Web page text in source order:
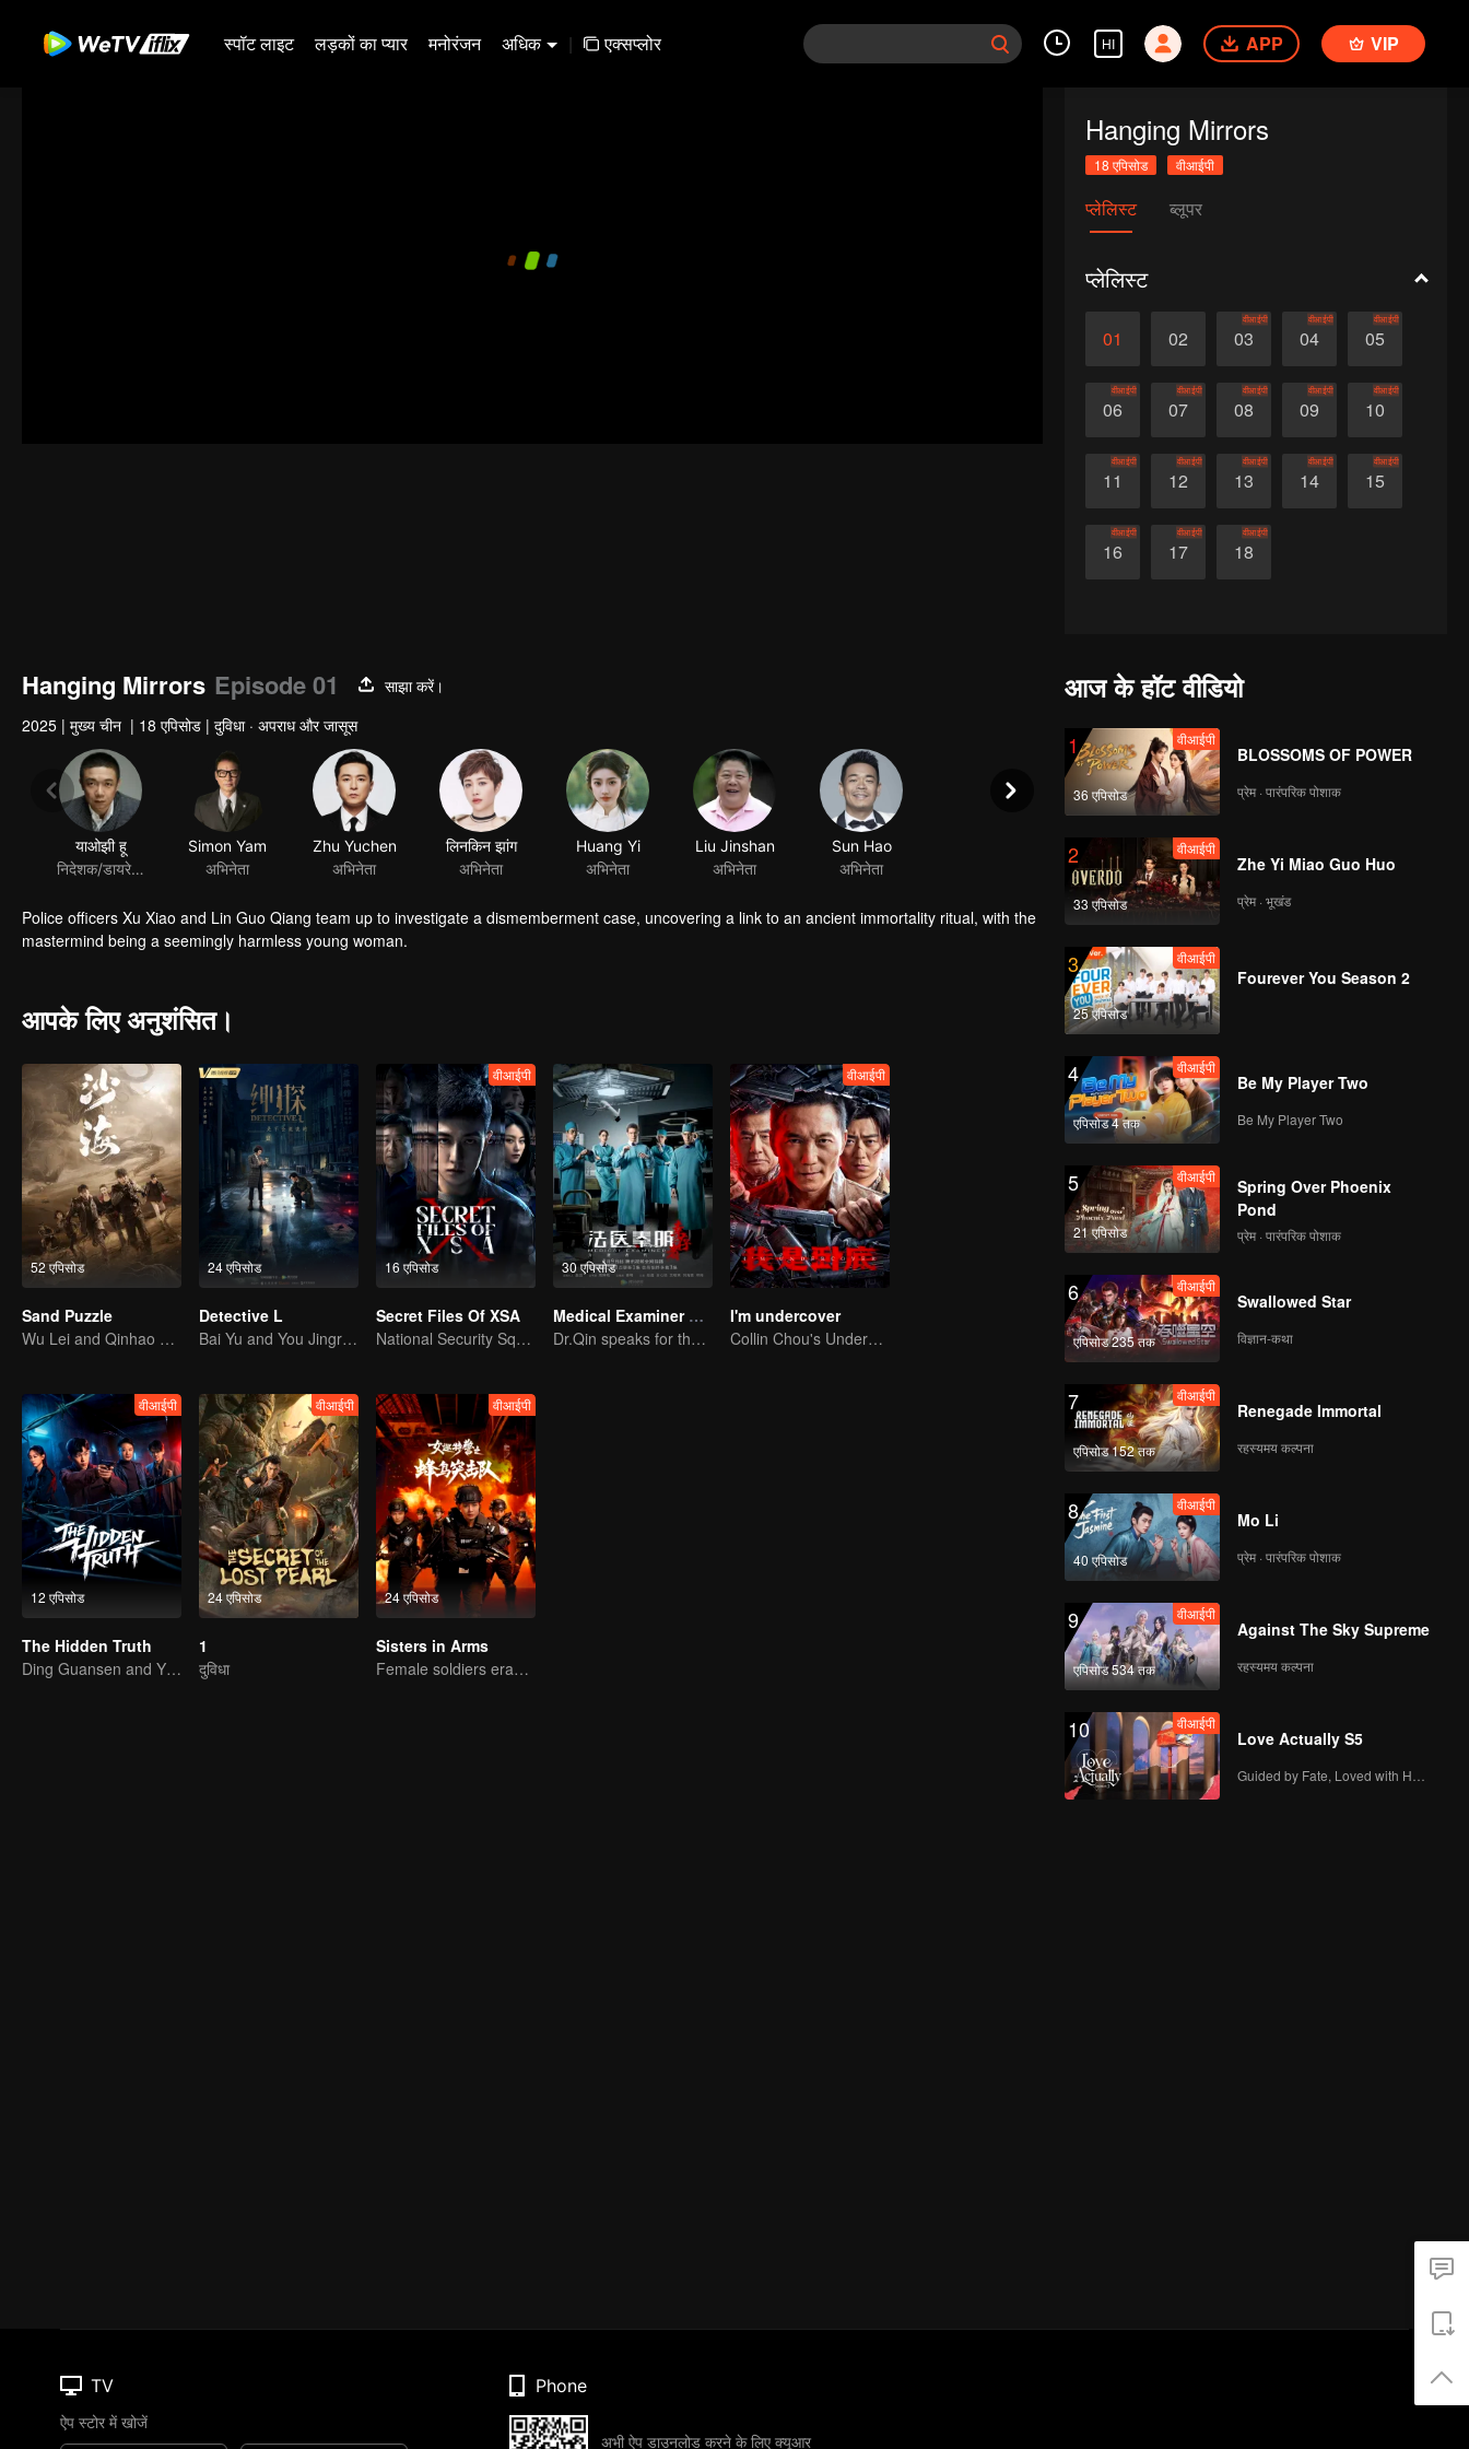
स्पॉट लाइट लड़कों का प्यार मनोरंजन अधिक | एक्सप्लोर HI APP VIP
Hanging Mirrors
18 एपिसोड वीआईपी
प्लेलिस्ट ब्लूपर
प्लेलिस्ट
01 02 03
वीआईपी
04
वीआईपी
05
वीआईपी
06
वीआईपी
07
वीआईपी
08
वीआईपी
09
वीआईपी
10
वीआईपी
11
वीआईपी
12
वीआईपी
13
वीआईपी
14
वीआईपी
15
वीआईपी
16
वीआईपी
17
वीआईपी
18
वीआईपी
Hanging Mirrors Episode 01
साझा करें।
2025 | मुख्य चीन | 18 एपिसोड | दुविधा · अपराध और जासूस
Police officers Xu Xiao and Lin Guo Qiang team up to investigate a dismemberment case, uncovering a link to an ancient immortality ritual, with the
mastermind being a seemingly harmless young woman.
आपके लिए अनुशंसित।
52 एपिसोड
Sand Puzzle
Wu Lei and Qinhao opens their adventure tour.
24 एपिसोड
Detective L
Bai Yu and You Jingru Became the super detective
16 एपिसोड
वीआईपी
Secret Files Of XSA
National Security Squad Smashes Spy Conspiracy
30 एपिसोड
Medical Examiner Dr. Qin:The Survivor
Dr.Qin speaks for the dead.
वीआईपी
I'm undercover
Collin Chou's Undercover War
12 एपिसोड
वीआईपी
The Hidden Truth
Ding Guansen and Yin Xiaotian star in this gritty crime thriller centered on a long-buried cold case.
24 एपिसोड
वीआईपी
1
दुविधा
24 एपिसोड
वीआईपी
Sisters in Arms
Female soldiers eradicating crime
आज के हॉट वीडियो
1
36 एपिसोड
वीआईपी
BLOSSOMS OF POWER
प्रेम · पारंपरिक पोशाक
2
33 एपिसोड
वीआईपी
Zhe Yi Miao Guo Huo
प्रेम · भूखंड
3
25 एपिसोड
वीआईपी
Fourever You Season 2
4
एपिसोड 4 तक
वीआईपी
Be My Player Two
Be My Player Two
5
21 एपिसोड
वीआईपी
Spring Over Phoenix
Pond
प्रेम · पारंपरिक पोशाक
6
एपिसोड 235 तक
वीआईपी
Swallowed Star
विज्ञान-कथा
7
एपिसोड 152 तक
वीआईपी
Renegade Immortal
रहस्यमय कल्पना
8
40 एपिसोड
वीआईपी
Mo Li
प्रेम · पारंपरिक पोशाक
9
एपिसोड 534 तक
वीआईपी
Against The Sky Supreme
रहस्यमय कल्पना
10 वीआईपी
Love Actually S5
TV
ऐप स्टोर में खोजें
Phone
अभी ऐप डाउनलोड करने के लिए क्यूआर